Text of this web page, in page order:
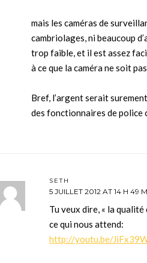
mais les caméras de
cambriolages, ni beaucoup
trop faible, et il est assez
à ce que la caméra ne soit
Bref, l’argent serait
des fonctionnaires de police
SETH
5 JUILLET 2012 AT 14 H 49
Tu veux dire, « la
ce qui nous attend:
http://youtu.be/